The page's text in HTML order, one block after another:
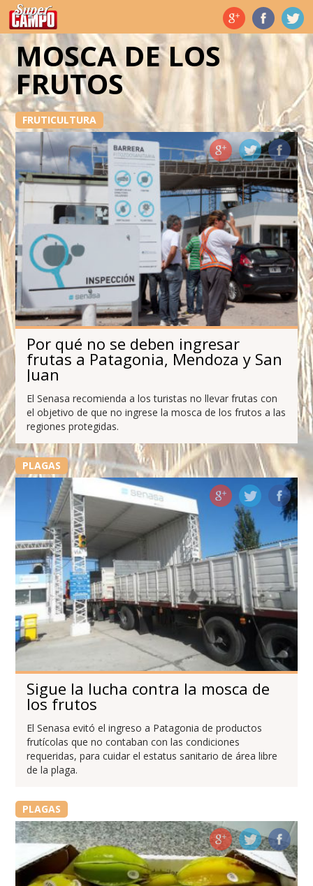
Temas de hoy
MOSCA DE LOS
FRUTOS
FRUTICULTURA
Por qué no se deben ingresar
frutas a Patagonia, Mendoza y San
Juan
El Senasa recomienda a los turistas no llevar frutas con
el objetivo de que no ingrese la mosca de los frutos a las
regiones protegidas.
PLAGAS
Sigue la lucha contra la mosca de
los frutos
El Senasa evitó el ingreso a Patagonia de productos
frutícolas que no contaban con las condiciones
requeridas, para cuidar el estatus sanitario de área libre
de la plaga.
PLAGAS